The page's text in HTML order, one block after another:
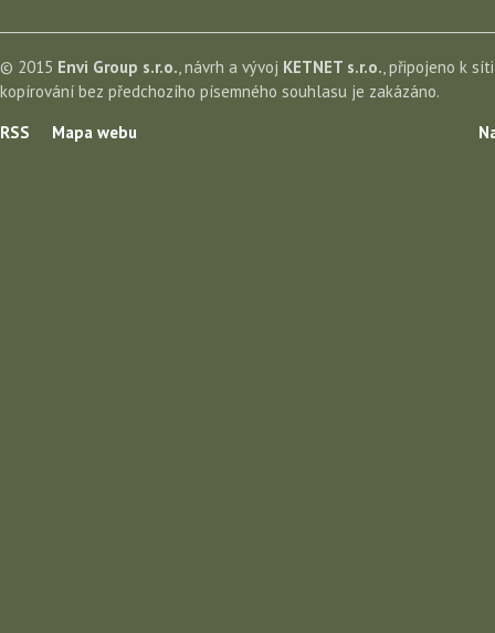
© 2015 Envi Group s.r.o., návrh a vývoj KETNET s.r.o., připojeno k
kopírování bez předchozího písemného souhlasu je zakázáno.
RSS
Mapa webu